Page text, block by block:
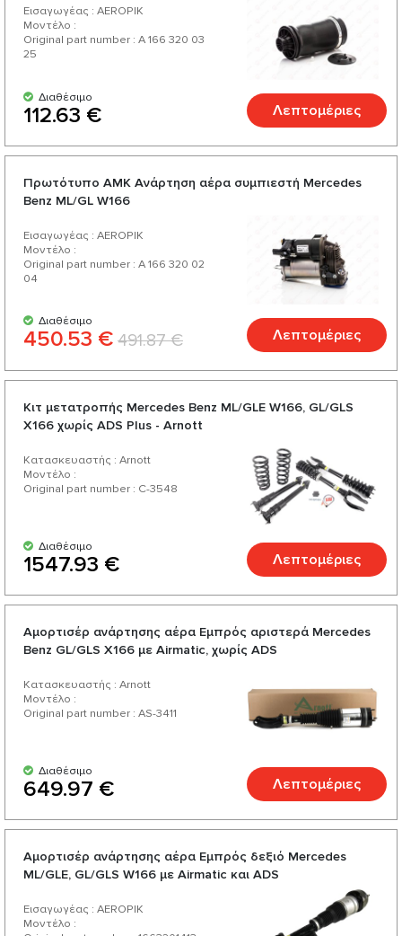
Εισαγωγέας : AEROPIK
Μοντέλο :
Original part number : A 166 320 03
25
Διαθέσιμο
112.63 € Λεπτομέριες
Πρωτότυπο AMK Ανάρτηση αέρα συμπιεστή Mercedes
Benz ML/GL W166
Εισαγωγέας : AEROPIK
Μοντέλο :
Original part number : A 166 320 02
04
Διαθέσιμο
450.53 € 491.87 € Λεπτομέριες
Κιτ μετατροπής Mercedes Benz ML/GLE W166, GL/GLS
X166 χωρίς ADS Plus - Arnott
Κατασκευαστής : Arnott
Μοντέλο :
Original part number : C-3548
Διαθέσιμο
1547.93 € Λεπτομέριες
Αμορτισέρ ανάρτησης αέρα Εμπρός αριστερά Mercedes
Benz GL/GLS X166 με Airmatic, χωρίς ADS
Κατασκευαστής : Arnott
Μοντέλο :
Original part number : AS-3411
Διαθέσιμο
649.97 € Λεπτομέριες
Αμορτισέρ ανάρτησης αέρα Εμπρός δεξιό Mercedes
ML/GLE, GL/GLS W166 με Airmatic και ADS
Εισαγωγέας : AEROPIK
Μοντέλο :